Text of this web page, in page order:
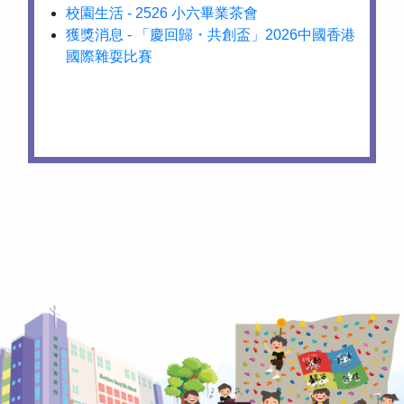
校園生活 - 2526 小六畢業茶會
獲獎消息 - 「慶回歸・共創盃」2026中國香港
國際雜耍比賽